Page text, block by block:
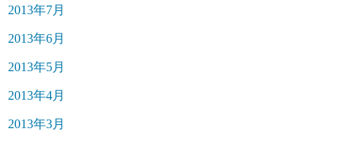
2013年7月
2013年6月
2013年5月
2013年4月
2013年3月